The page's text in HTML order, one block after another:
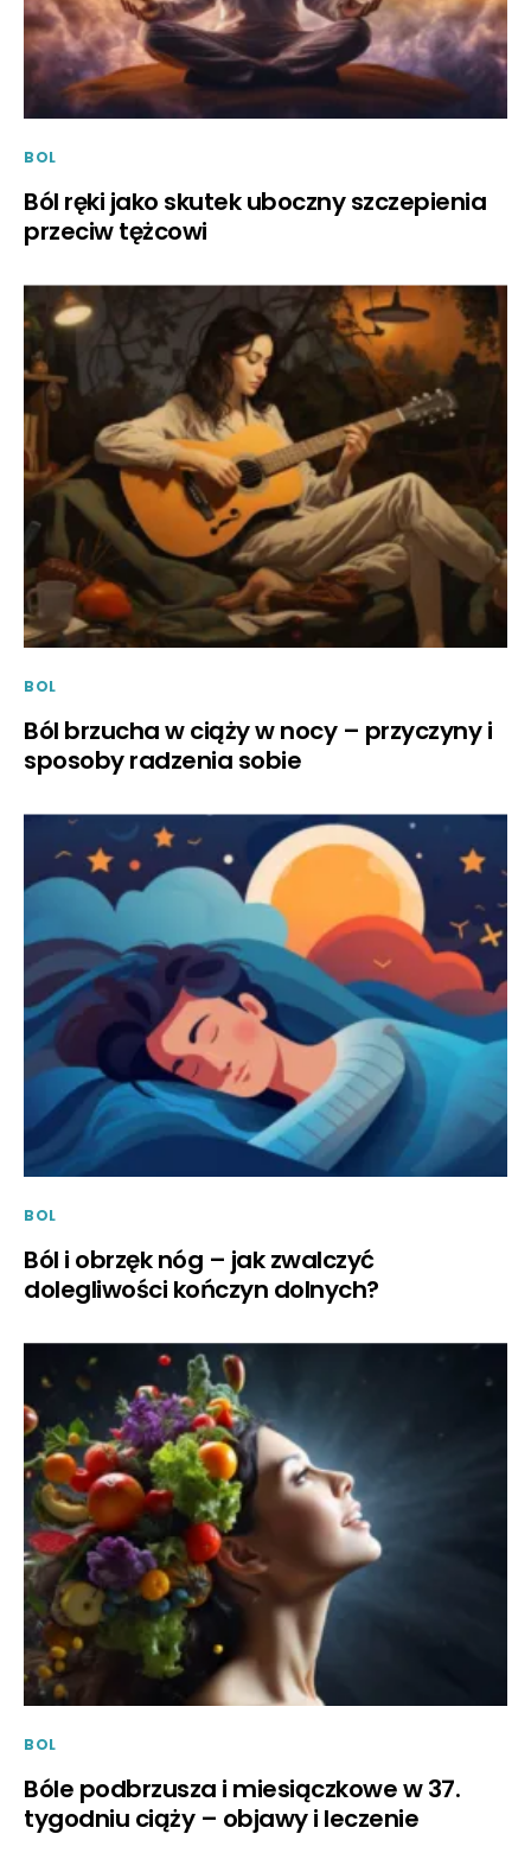
BOL
Ból ręki jako skutek uboczny szczepienia
przeciw tężcowi
BOL
Ból brzucha w ciąży w nocy – przyczyny i
sposoby radzenia sobie
BOL
Ból i obrzęk nóg – jak zwalczyć
dolegliwości kończyn dolnych?
BOL
Bóle podbrzusza i miesiączkowe w 37.
tygodniu ciąży – objawy i leczenie